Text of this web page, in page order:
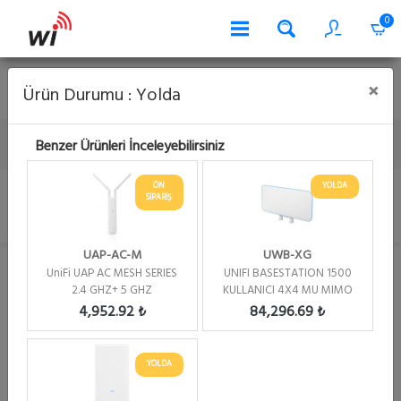
0
Sorgu
Havale Bildirimi
Anasayfa Ubiquiti Ürünleri UAP Unifi Ürünleri
UAP-AC-M-PRO
UniFi UAP AC MESH PRO SERIES 2.4 GHZ+ 5 GHZ DUALBAND
Ürün Durumu : Yolda ×
Benzer Ürünleri İnceleyebilirsiniz
ÖN
SİPARİŞ
UAP-AC-M
UniFi UAP AC MESH SERIES
2.4 GHZ+ 5 GHZ
DUALBAND
4,952.92 ₺
YOLDA
UWB-XG
UNIFI BASESTATION 1500
KULLANICI 4X4 MU MIMO
(X 3)
84,296.69 ₺
YOLDA